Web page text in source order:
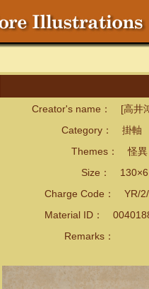
Creator's name： [高井
Category： 掛軸
Themes： 怪異・
Size：
Charge Code： YR/2/
Material ID：
Remarks：